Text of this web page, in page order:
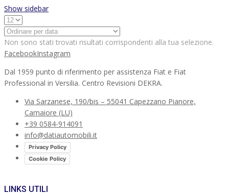
Show sidebar
Non sono stati trovati risultati corrispondenti alla tua selezione.
FacebookInstagram
Dal 1959 punto di riferimento per assistenza Fiat e Fiat
Professional in Versilia. Centro Revisioni DEKRA.
Via Sarzanese, 190/bis – 55041 Capezzano Pianore,
Camaiore (LU)
+39 0584-914091
info@datiautomobili.it
Privacy Policy
Cookie Policy
LINKS UTILI